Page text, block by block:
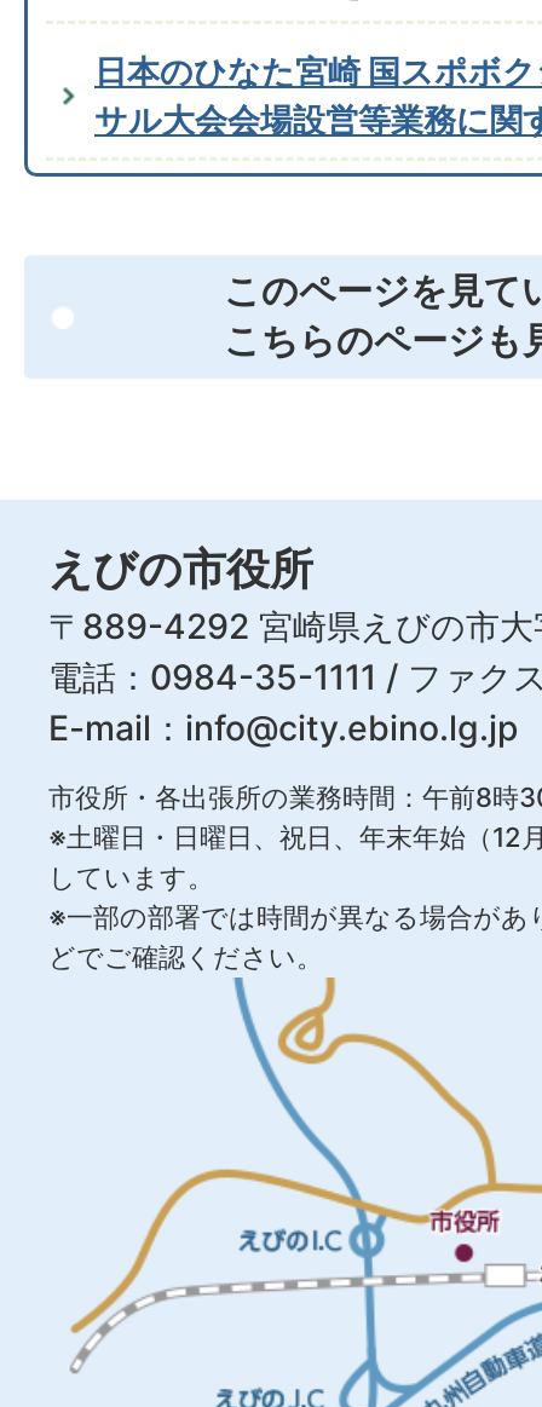
日本のひなた宮崎 国スポボ
サル大会会場設営等業務に関
このページを見て
こちらのページも
えびの市役所
〒889-4292 宮崎県えびの市大
電話：0984-35-1111 / ファ
E-mail： info@city.ebino.lg.jp
市役所・各出張所の業務時間：午前8時
※土曜日・日曜日、祝日、年末年始（12
しています。
※一部の部署では時間が異なる場合が
どでご確認ください。